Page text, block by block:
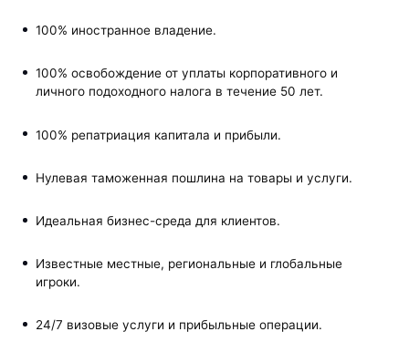
100% иностранное владение.
100% освобождение от уплаты корпоративного и
личного подоходного налога в течение 50 лет.
100% репатриация капитала и прибыли.
Нулевая таможенная пошлина на товары и услуги.
Идеальная бизнес-среда для клиентов.
Известные местные, региональные и глобальные
игроки.
24/7 визовые услуги и прибыльные операции.